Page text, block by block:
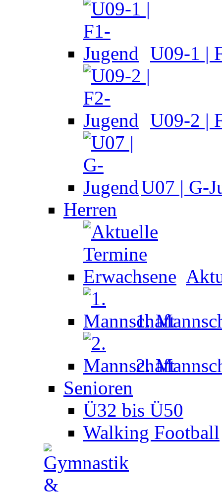
U09-1 |
U09-2 |
U07 | G-
Herren
1.
2.
Senioren
Ü32 bis Ü50
Walking Football